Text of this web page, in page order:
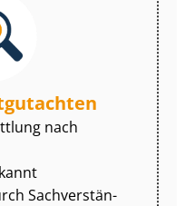
nach
Sach­ver­stän­